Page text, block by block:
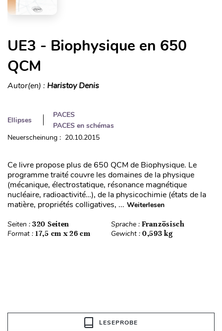
UE3 - Biophysique en 650
QCM
Autor(en) : Haristoy Denis
Ellipses
PACES
PACES en schémas
Neuerscheinung : 20.10.2015
Ce livre propose plus de 650 QCM de Biophysique. Le
programme traité couvre les domaines de la physique
(mécanique, électrostatique, résonance magnétique
nucléaire, radioactivité…), de la physicochimie (états de la
matière, propriétés colligatives, ... Weiterlesen
Seiten : 320 Seiten Sprache : Französisch
Format : 17,5 cm x 26 cm Gewicht : 0,593 kg
LESEPROBE